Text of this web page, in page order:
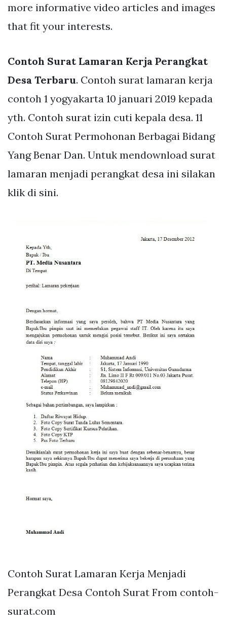
more informative video articles and images
that fit your interests.
Contoh Surat Lamaran Kerja Perangkat
Desa Terbaru. Contoh surat lamaran kerja
contoh 1 yogyakarta 10 januari 2019 kepada
yth. Contoh surat izin cuti kepala desa. 11
Contoh Surat Permohonan Berbagai Bidang
Yang Benar Dan. Untuk mendownload surat
lamaran menjadi perangkat desa ini silakan
klik di sini.
Contoh Surat Lamaran Kerja Menjadi
Perangkat Desa Contoh Surat From contoh-
surat.com